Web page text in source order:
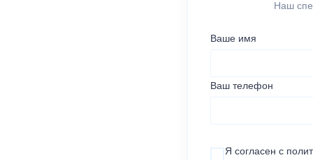
Наш
Ваше имя
Ваш телефон
Я согласен с